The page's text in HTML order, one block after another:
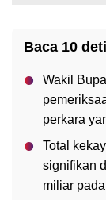
Baca 10
Wakil
perkara
Total
signifikan
miliar